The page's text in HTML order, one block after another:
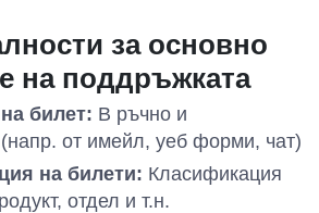
за основно
на поддръжката
билет: В ръчно и
от имейл, уеб форми, чат)
на билети: Класификация
отдел и т.н.